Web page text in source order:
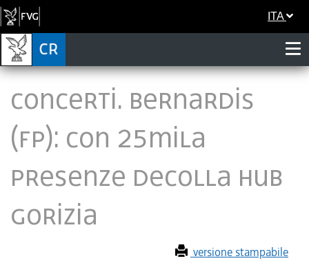
ITA
CONCERTI. BERNARDIS
(FP): CON 25MILA
PRESENZE DECOLLA HUB
GORIZIA
versione stampabile